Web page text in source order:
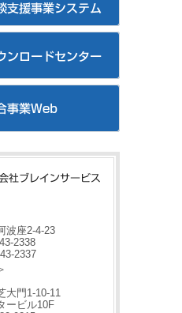
波座2-4-23
2338
2337
大門1-10-11
ービル10F